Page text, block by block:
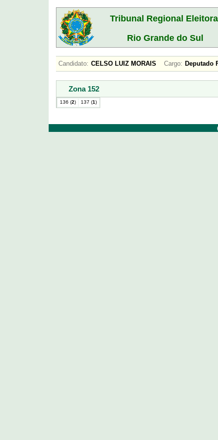
Tribunal Regional
Rio Grande do Sul
Candidato: CELSO LUIZ MORAIS Cargo:
Zona 152
136 (2) 137 (1)